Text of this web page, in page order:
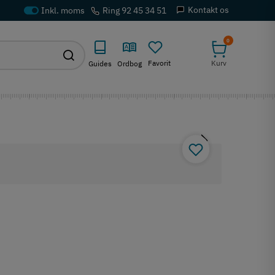
Ring 92 45 34 51 Kontakt os
Guides Ordbog Favorit
0
Kurv